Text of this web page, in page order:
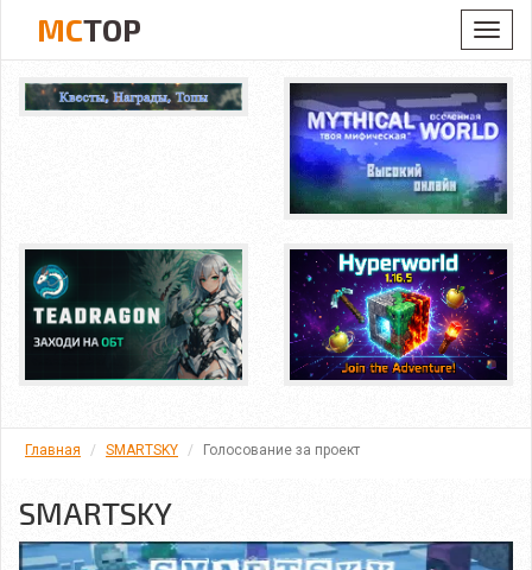
MCTOP
Главная SMARTSKY Голосование за проект
SMARTSKY